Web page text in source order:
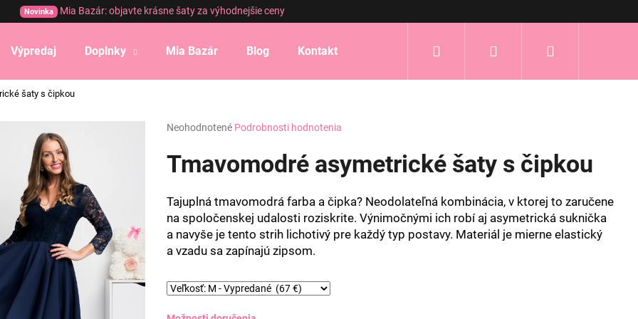
Novinka Mia Bazár: objavte krásne šaty za výhodnejšie ceny
Výpredaj Doplnky Mia Bazár Blog Kontakt Prihlásenie
šaty s čipkou
Priemerné
produktu
5
hviezdičiek.
Neohodnotené Podrobnosti hodnotenia
Tmavomodré asymetrické šaty s čipkou
Tajuplná tmavomodrá farba a čipka? Neodolateľná kombinácia, v ktorej to zaručene
na spoločenskej udalosti roziskrite. Výnimočnými ich robí aj asymetrická suknička
a navyše je tento strih lichotivý pre každý typ postavy. Materiál je mierne elastický
a vzadu sa zapínajú zipsom.
Čo potrebujete nájsť?
HĽADAŤ
Odporúčame